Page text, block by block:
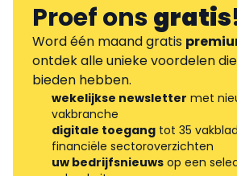
Proef onsgratis
Word één maand gratis
ontdek alle unieke voordelen
bieden hebben.
wekelijkse newsletter met
vakbranche
digitale toegang tot 35
financiële sectoroverzichten
uw bedrijfsnieuws op een